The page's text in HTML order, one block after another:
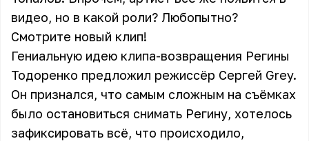
видео, но в какой роли? Любопытно?
Смотрите новый клип!
Гениальную идею клипа-возвращения Регины
Тодоренко предложил режиссёр Сергей Grey.
Он признался, что самым сложным на съёмках
было остановиться снимать Регину, хотелось
зафиксировать всё, что происходило,